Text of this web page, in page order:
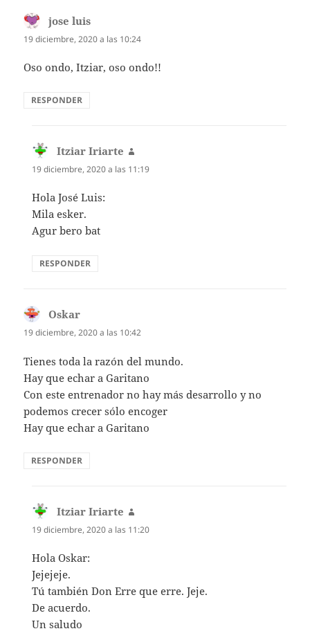
jose luis
19 diciembre, 2020 a las 10:24
Oso ondo, Itziar, oso ondo!!
RESPONDER
Itziar Iriarte
19 diciembre, 2020 a las 11:19
Hola José Luis:
Mila esker.
Agur bero bat
RESPONDER
Oskar
19 diciembre, 2020 a las 10:42
Tienes toda la razón del mundo.
Hay que echar a Garitano
Con este entrenador no hay más desarrollo y no
podemos crecer sólo encoger
Hay que echar a Garitano
RESPONDER
Itziar Iriarte
19 diciembre, 2020 a las 11:20
Hola Oskar:
Jejejeje.
Tú también Don Erre que erre. Jeje.
De acuerdo.
Un saludo